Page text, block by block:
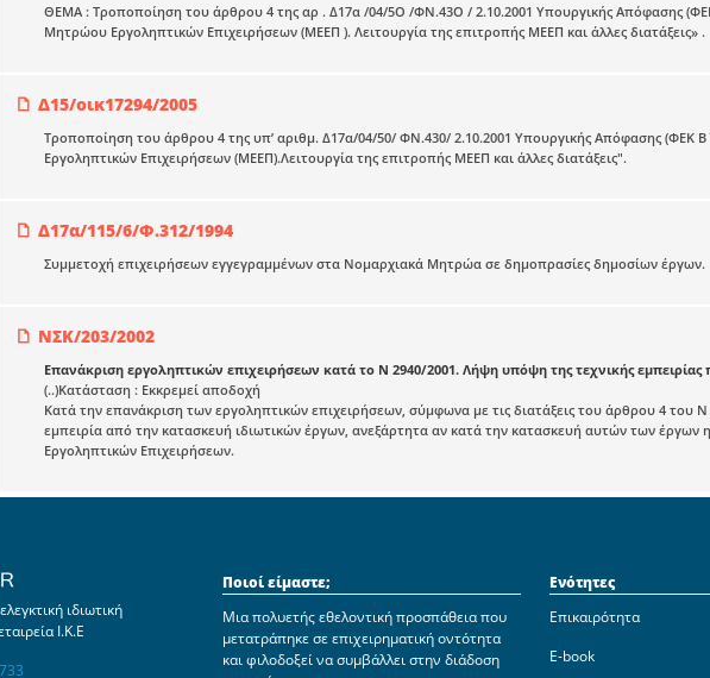
ΘΕΜΑ : Τροποποίηση του άρθρου 4 της αρ . Δ17α /04/5Ο /ΦΝ.43Ο / 2.10.2001 Υπουργικής Απόφασης
Μητρώου Εργοληπτικών Επιχειρήσεων (ΜΕΕΠ ). Λειτουργία της επιτροπής ΜΕΕΠ και άλλες διατάξεις» .
Δ15/οικ17294/2005
Τροποποίηση του άρθρου 4 της υπ’ αριθμ. Δ17α/04/50/ ΦΝ.430/ 2.10.2001 Υπουργικής Απόφασης (ΦΕΚ
Εργοληπτικών Επιχειρήσεων (ΜΕΕΠ).Λειτουργία της επιτροπής ΜΕΕΠ και άλλες διατάξεις".
Δ17α/115/6/Φ.312/1994
Συμμετοχή επιχειρήσεων εγγεγραμμένων στα Νομαρχιακά Μητρώα σε δημοπρασίες δημοσίων έργων.
ΝΣΚ/203/2002
Επανάκριση εργοληπτικών επιχειρήσεων κατά το Ν 2940/2001. Λήψη υπόψη της τεχνικής
(..)Κατάσταση : Εκκρεμεί αποδοχή
Κατά την επανάκριση των εργοληπτικών επιχειρήσεων, σύμφωνα με τις διατάξεις του άρθρου 4 του
εμπειρία από την κατασκευή ιδιωτικών έργων, ανεξάρτητα αν κατά την κατασκευή αυτών των έργων
Εργοληπτικών Επιχειρήσεων.
ιδιωτική
Ι.Κ.Ε
Ποιοί είμαστε;
Μια πολυετής εθελοντική προσπάθεια που
μετατράπηκε σε επιχειρηματική οντότητα
και φιλοδοξεί να συμβάλλει στην διάδοση
Ενότητες
Επικαιρότητα
E-book